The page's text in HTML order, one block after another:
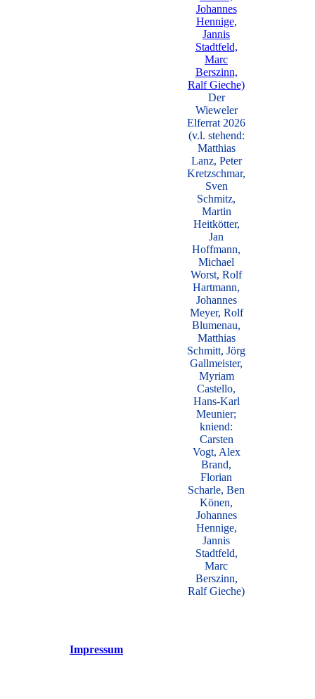
Der
Wieweler
Elferrat 2026
(v.l. stehend:
Matthias
Lanz, Peter
Kretzschmar,
Sven
Schmitz,
Martin
Heitkötter,
Jan
Hoffmann,
Michael
Worst, Rolf
Hartmann,
Johannes
Meyer, Rolf
Blumenau,
Matthias
Schmitt, Jörg
Gallmeister,
Myriam
Castello,
Hans-Karl
Meunier;
kniend:
Carsten
Vogt, Alex
Brand,
Florian
Scharle, Ben
Könen,
Johannes
Hennige,
Jannis
Stadtfeld,
Marc
Berszinn,
Ralf Gieche)
Impressum